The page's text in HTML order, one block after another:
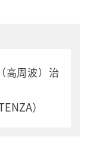
高周波）治
）